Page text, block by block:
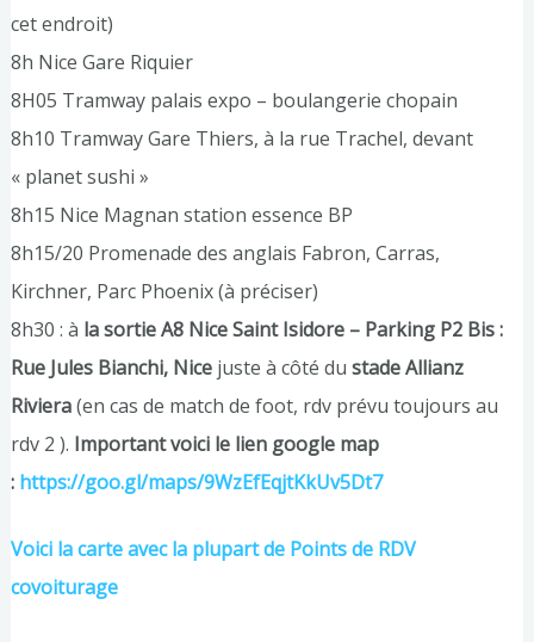
cet endroit)
8h Nice Gare Riquier
8H05 Tramway palais expo – boulangerie chopain
8h10 Tramway Gare Thiers, à la rue Trachel, devant
« planet sushi »
8h15 Nice Magnan station essence BP
8h15/20 Promenade des anglais Fabron, Carras,
Kirchner, Parc Phoenix (à préciser)
8h30 : à la sortie A8 Nice Saint Isidore – Parking P2 Bis :
Rue Jules Bianchi, Nice juste à côté du stade Allianz
Riviera(en cas de match de foot, rdv prévu toujours au
rdv 2 ). Important voici le lien google map
: https://goo.gl/maps/9WzEfEqjtKkUv5Dt7
Voici la carte avec la plupart de Points de RDV
covoiturage